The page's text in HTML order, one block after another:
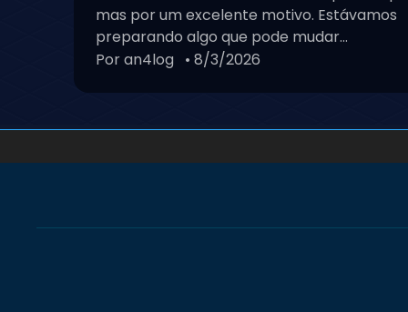
mas por um excelente motivo. Estávamos
preparando algo que pode mudar...
Por an4log • 8/3/2026